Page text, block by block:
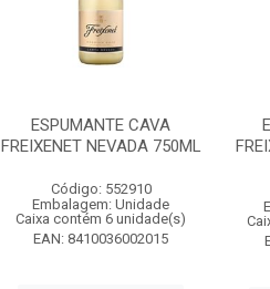
ESPUMANTE CAVA
FREIXENET NEVADA 750ML
Código: 552910
Embalagem: Unidade
Caixa contém 6 unidade(s)
EAN: 8410036002015